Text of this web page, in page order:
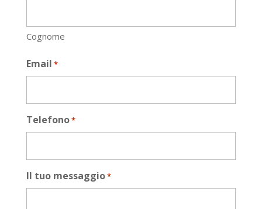
Cognome
Email *
Telefono*
Il tuo messaggio*